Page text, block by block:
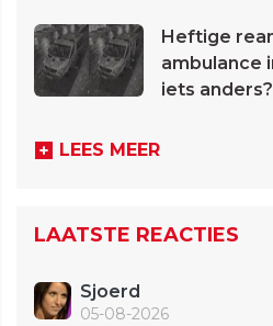
Heftige
ambulance
iets anders?
LEES MEER
LAATSTE REACTIES
Sjoerd
05-08-2026